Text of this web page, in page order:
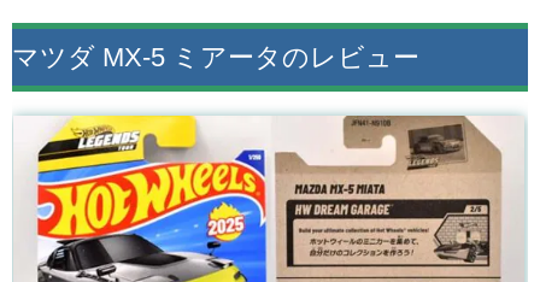
マツダ MX-5 ミアータのレビュー